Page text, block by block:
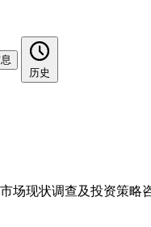
历史
场现状调查及投资策略